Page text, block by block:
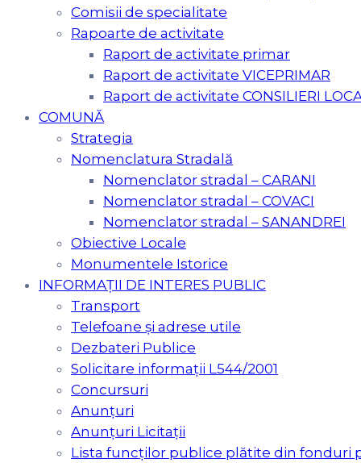
Comisii de specialitate
Rapoarte de activitate
Raport de activitate primar
Raport de activitate VICEPRIMAR
Raport de activitate CONSILIERI
COMUNĂ
Strategia
Nomenclatura Stradală
Nomenclator stradal – CARANI
Nomenclator stradal – COVACI
Nomenclator stradal – SANANDREI
Obiective Locale
Monumentele Istorice
INFORMAȚII DE INTERES PUBLIC
Transport
Telefoane și adrese utile
Dezbateri Publice
Solicitare informații L544/2001
Concursuri
Anunțuri
Anunțuri Licitații
Lista funcților publice plătite din fonduri